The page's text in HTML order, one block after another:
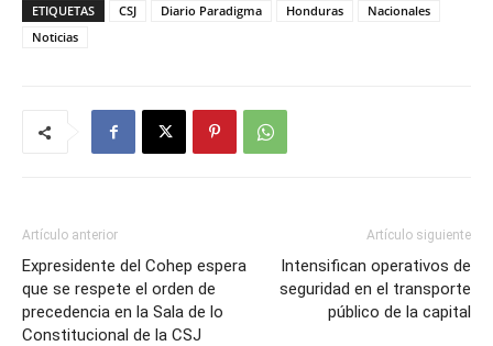
ETIQUETAS CSJ Diario Paradigma Honduras
Nacionales
Noticias
Artículo anterior
Expresidente del Cohep espera
que se respete el orden de
precedencia en la Sala de lo
Constitucional de la CSJ
Artículo siguiente
Intensifican operativos de
seguridad en el transporte
público de la capital